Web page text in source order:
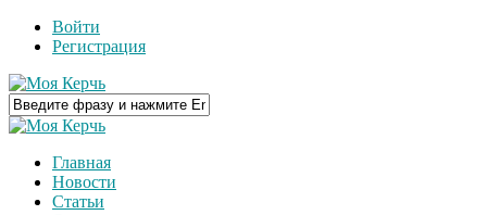
Войти
Регистрация
Главная
Новости
Статьи